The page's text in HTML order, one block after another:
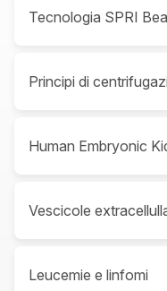
Tecnologia SPRI
Principi di
Human Embryonic
Vescicole
Leucemie e linfomi